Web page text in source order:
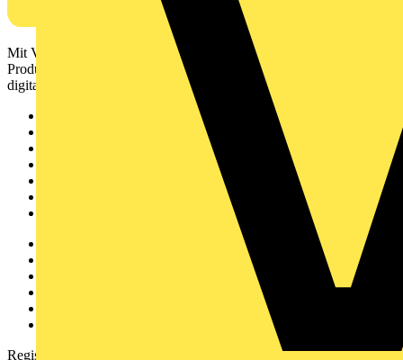
Mit Voltimum erhalten Elektrofachkräfte Zugang zu Branchennews,
Produktinformationen, Schulungen und Tools – alles auf einer
digitalen Plattform und Community.
Registrierung